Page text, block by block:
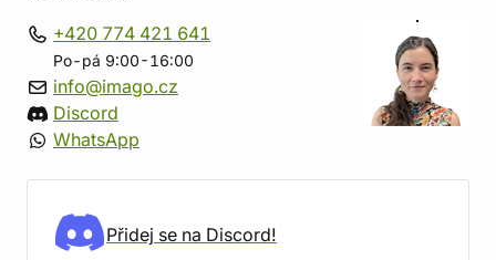
+420 774 421 641
Po-pá 9:00-16:00
info@imago.cz
Discord
WhatsApp
Přidej se na Discord!